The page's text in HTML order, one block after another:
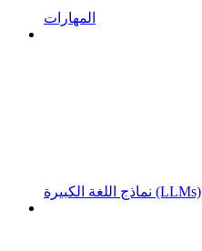
المهارات
نماذج اللغة الكبيرة (LLMs)